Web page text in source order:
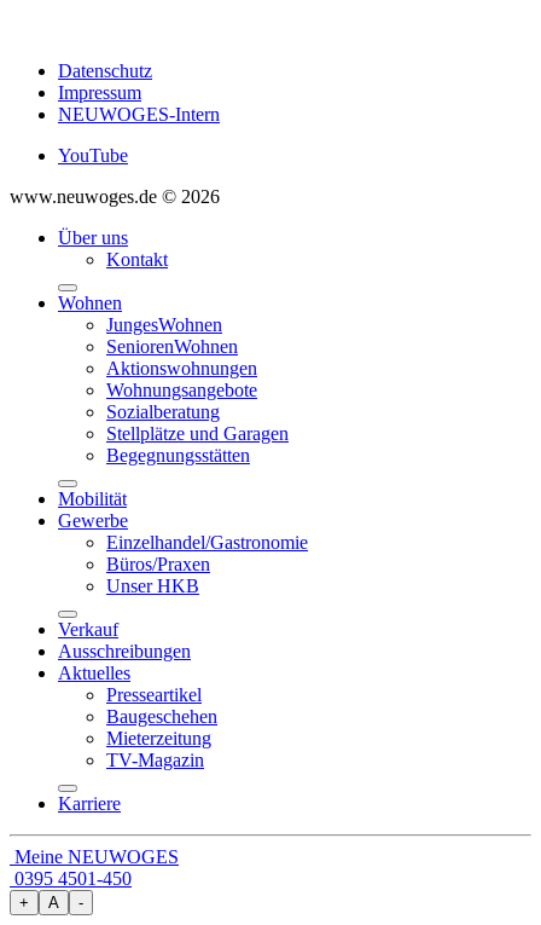
Datenschutz
Impressum
NEUWOGES-Intern
YouTube
www.neuwoges.de © 2026
Über uns
Kontakt
Wohnen
JungesWohnen
SeniorenWohnen
Aktionswohnungen
Wohnungsangebote
Sozialberatung
Stellplätze und Garagen
Begegnungsstätten
Mobilität
Gewerbe
Einzelhandel/Gastronomie
Büros/Praxen
Unser HKB
Verkauf
Ausschreibungen
Aktuelles
Presseartikel
Baugeschehen
Mieterzeitung
TV-Magazin
Karriere
Meine NEUWOGES
0395 4501-450
+ A -